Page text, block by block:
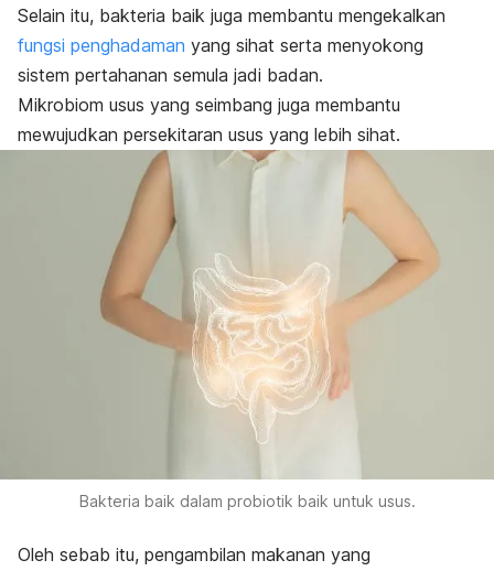
Selain itu, bakteria baik juga membantu mengekalkan
fungsi penghadaman yang sihat serta menyokong
sistem pertahanan semula jadi badan.
Mikrobiom usus yang seimbang juga membantu
mewujudkan persekitaran usus yang lebih sihat.
Bakteria baik dalam probiotik baik untuk usus.
Oleh sebab itu, pengambilan makanan yang